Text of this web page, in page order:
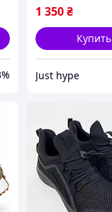
1 350 ₴
Купить
Just hype